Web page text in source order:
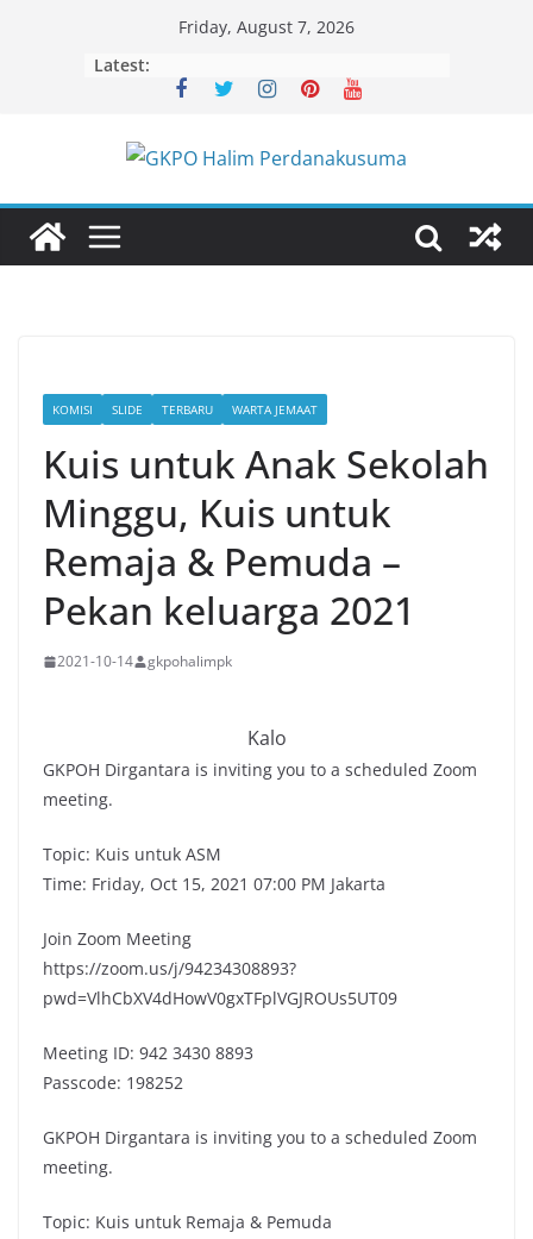
Friday, August 7, 2026
Latest:
KOMISI SLIDE TERBARU WARTA JEMAAT
Kuis untuk Anak Sekolah
Minggu, Kuis untuk
Remaja & Pemuda –
Pekan keluarga 2021
2021-10-14 gkpohalimpk
Kalo
GKPOH Dirgantara is inviting you to a scheduled Zoom
meeting.
Topic: Kuis untuk ASM
Time: Friday, Oct 15, 2021 07:00 PM Jakarta
Join Zoom Meeting
https://zoom.us/j/94234308893?
pwd=VlhCbXV4dHowV0gxTFplVGJROUs5UT09
Meeting ID: 942 3430 8893
Passcode: 198252
GKPOH Dirgantara is inviting you to a scheduled Zoom
meeting.
Topic: Kuis untuk Remaja & Pemuda